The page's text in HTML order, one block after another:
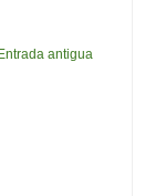
antigua